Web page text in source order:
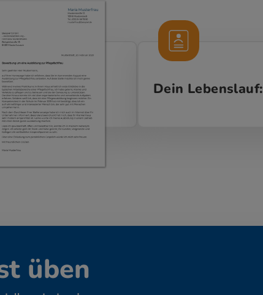
Dein Lebenslauf:
üben